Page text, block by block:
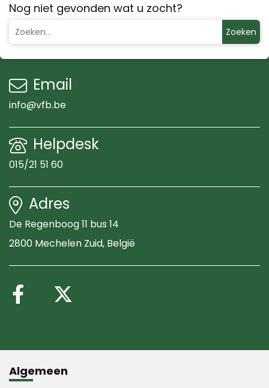
Nog niet gevonden wat u zocht?
Zoeken
Email
info@vfb.be
Helpdesk
015/21 51 60
Adres
De Regenboog 11 bus 14
2800 Mechelen Zuid, België
Volg ons op Facebook
Algemeen